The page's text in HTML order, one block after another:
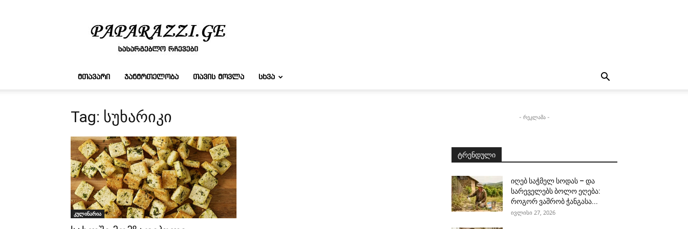
რჩევები
ᲛᲗᲐᲕᲐᲠᲘ ᲯᲐᲜᲛᲠᲗᲔᲚᲝᲑᲐ ᲗᲐᲕᲘᲡ ᲛᲝᲕᲚᲐ ᲡᲮᲕᲐ
Tag: სუხარიკი
კულინარია
- რეკლამა -
ტრენდული
იღებ საჭმელ სოდას – და
სარეველებს ბოლო ეღება:
როგორ ვაშრობ ჭანგასა...
ივლისი 27, 2026